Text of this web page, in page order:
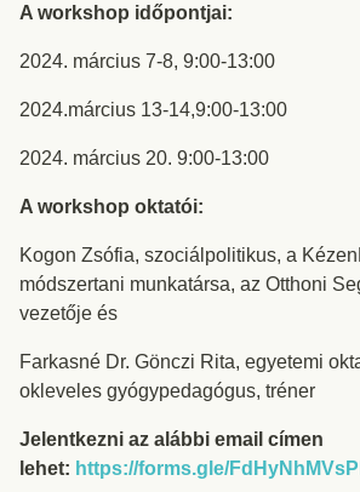
A workshop időpontjai:
2024. március 7-8, 9:00-13:00
2024.március 13-14,9:00-13:00
2024. március 20. 9:00-13:00
A workshop oktatói:
Kogon Zsófia, szociálpolitikus, a
módszertani munkatársa, az Otthoni
vezetője és
Farkasné Dr. Gönczi Rita, egyetemi
okleveles gyógypedagógus, tréner
Jelentkezni az alábbi email címen
lehet: https://forms.gle/